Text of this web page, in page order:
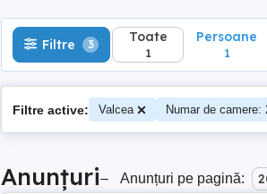
Filtre 3 Toate
1
Persoane
1
Filtre active: Valcea Numar de camere:
Anunțuri– Anunțuri pe pagină: